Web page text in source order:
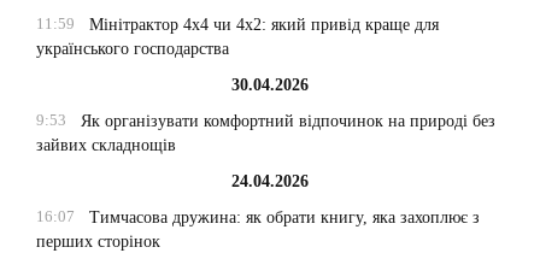
11:59
Мінітрактор 4х4 чи 4х2: який привід краще для
українського господарства
30.04.2026
9:53
Як організувати комфортний відпочинок на природі без
зайвих складнощів
24.04.2026
16:07
Тимчасова дружина: як обрати книгу, яка захоплює з
перших сторінок